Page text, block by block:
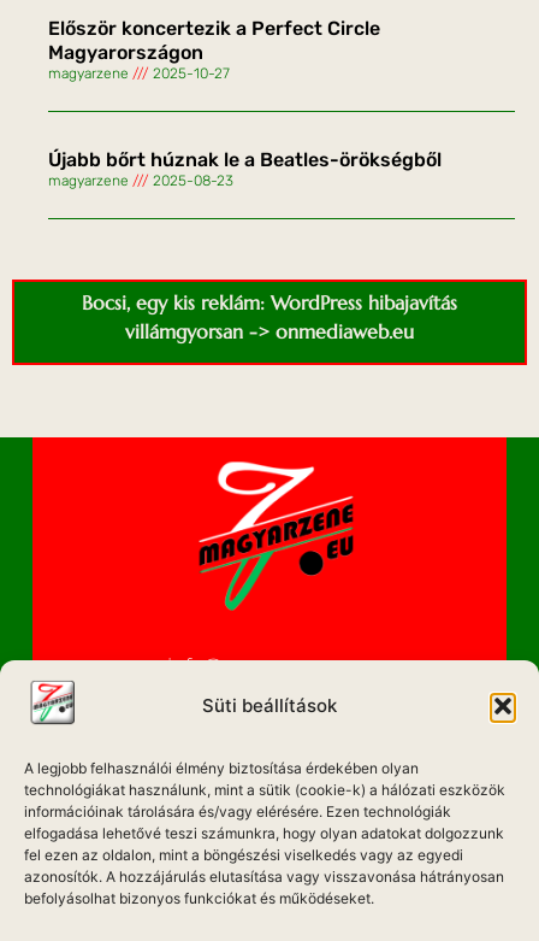
Süti beállítások
A legjobb felhasználói élmény biztosítása érdekében olyan
technológiákat használunk, mint a sütik (cookie-k) a hálózati eszközök
információinak tárolására és/vagy elérésére. Ezen technológiák
elfogadása lehetővé teszi számunkra, hogy olyan adatokat dolgozzunk
fel ezen az oldalon, mint a böngészési viselkedés vagy az egyedi
azonosítók. A hozzájárulás elutasítása vagy visszavonása hátrányosan
befolyásolhat bizonyos funkciókat és működéseket.
Először koncertezik a Perfect Circle
Magyarországon
magyarzene 2025-10-27
Újabb bőrt húznak le a Beatles-örökségből
magyarzene 2025-08-23
Bocsi, egy kis reklám: WordPress hibajavítás
villámgyorsan -> onmediaweb.eu
info@magyarzene.eu
IMPRESSZUM
ETIKAI KÓDEX
MÉDIA AJÁNLAT
ADATKEZELÉSI NYILATKOZAT